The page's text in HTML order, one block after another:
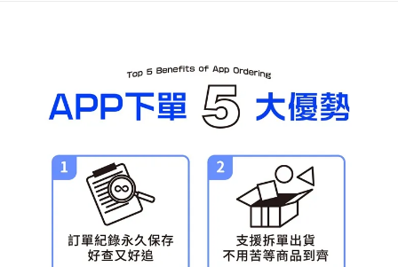
每筆NT$120，滿NT$3,000(含以上)免運費
預購-宅配(離島)(舊)
東海門市自取，需自備購物袋取貨唷。